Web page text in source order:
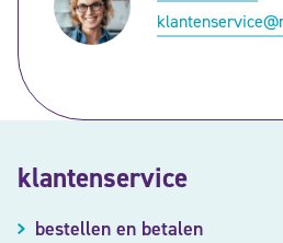
klantenservice
bestellen en betalen